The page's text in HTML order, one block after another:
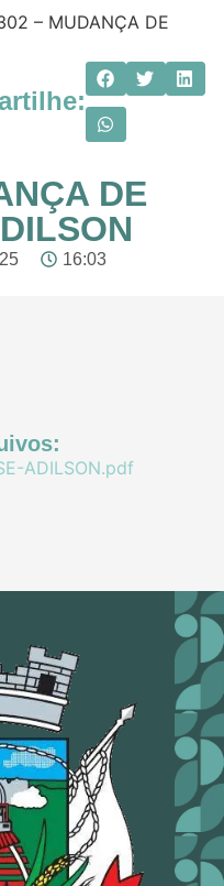
– MUDANÇA DE
DE
16:03
ADILSON.pdf